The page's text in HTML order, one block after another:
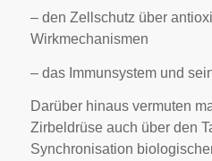
– den Zellschutz über
Wirkmechanismen
– das Immunsystem und
Darüber hinaus vermuten
Zirbeldrüse auch über den
Synchronisation